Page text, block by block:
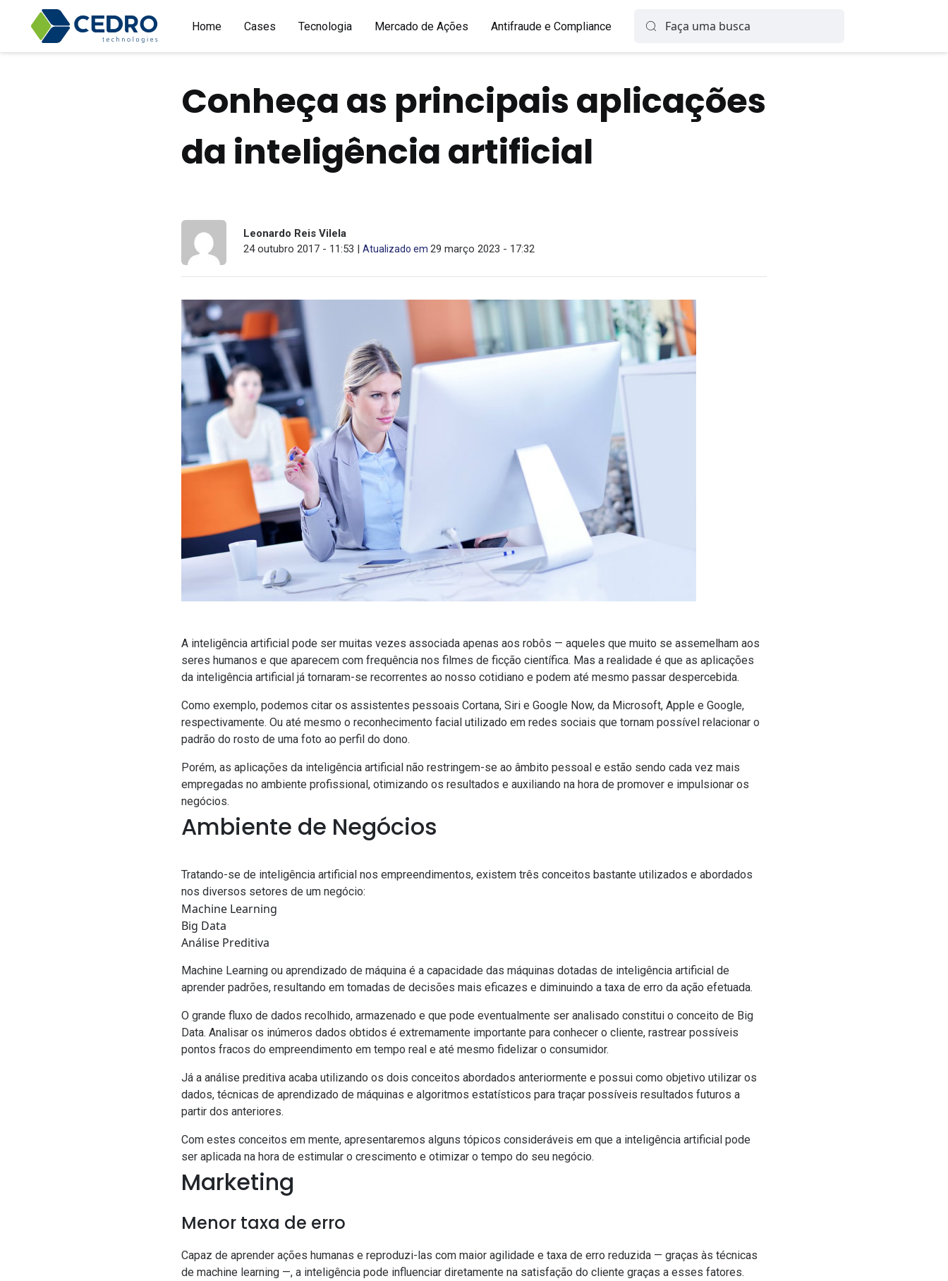
Home Cases Tecnologia Mercado de Ações Antifraude e Compliance
Conheça as principais aplicações
da inteligência artificial
Leonardo Reis Vilela
24 outubro 2017 - 11:53 |Atualizado em29 março 2023 - 17:32
A inteligência artificial pode ser muitas vezes associada apenas aos robôs — aqueles que muito se assemelham aos
seres humanos e que aparecem com frequência nos filmes de ficção científica. Mas a realidade é que as aplicações
da inteligência artificial já tornaram-se recorrentes ao nosso cotidiano e podem até mesmo passar despercebida.
Como exemplo, podemos citar osassistentes pessoais Cortana, Siri e Google Now, da Microsoft, Apple e Google,
respectivamente. Ou até mesmo o reconhecimento facial utilizado em redes sociais que tornam possível relacionar o
padrão do rosto de uma foto ao perfil do dono.
Porém, as aplicações da inteligência artificial não restringem-se ao âmbito pessoal e estão sendo cada vez mais
empregadas no ambiente profissional, otimizando os resultados e auxiliando na hora de promover e impulsionar os
negócios.
Ambiente de Negócios
Tratando-se de inteligência artificial nos empreendimentos, existem três conceitos bastante utilizados e abordados
nos diversos setores de um negócio:
Machine Learning
Big Data
Análise Preditiva
Machine Learning ou aprendizado de máquina é a capacidade das máquinas dotadas de inteligência artificial de
aprender padrões, resultando em tomadas de decisões mais eficazes e diminuindo a taxa de erro da ação efetuada.
O grande fluxo de dados recolhido, armazenado e que pode eventualmente ser analisado constitui o conceito de Big
Data. Analisar os inúmeros dados obtidos é extremamente importante para conhecer o cliente, rastrear possíveis
pontos fracos do empreendimento em tempo real e até mesmofidelizar o consumidor.
Já a análise preditiva acaba utilizando os dois conceitos abordados anteriormente e possui como objetivo utilizar os
dados, técnicas de aprendizado de máquinas e algoritmos estatísticos para traçar possíveis resultados futuros a
partir dos anteriores.
Com estes conceitos em mente, apresentaremos alguns tópicos consideráveis em que a inteligência artificial pode
ser aplicada na hora de estimular o crescimento e otimizar o tempo do seu negócio.
Marketing
Menor taxa de erro
Capaz de aprender ações humanas e reproduzi-las com maior agilidade e taxa de erro reduzida — graças às técnicas
de machine learning —, a inteligência pode influenciar diretamente na satisfação do cliente graças a esses fatores.